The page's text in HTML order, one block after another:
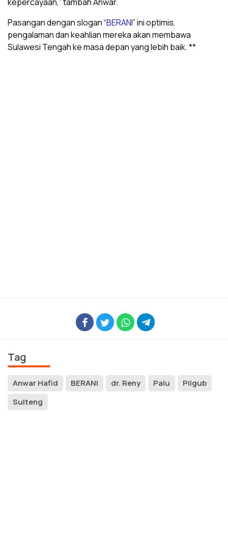
Pasangan dengan slogan “BERANI” ini optimis,
pengalaman dan keahlian mereka akan membawa
Sulawesi Tengah ke masa depan yang lebih baik. **
Tag
Anwar Hafid BERANI dr. Reny Palu
Pilgub
Sulteng